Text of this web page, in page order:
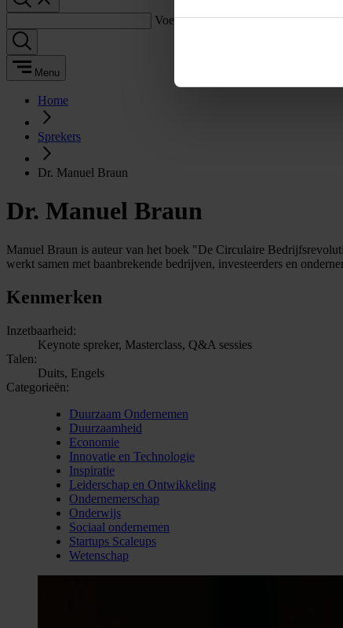
Voer een zoekterm in:
Menu
Home
Sprekers
Dr. Manuel Braun
Dr. Manuel Braun
Manuel Braun is auteur van het boek "De Circulaire
werkt samen met baanbrekende bedrijven, investeerders en
Kenmerken
Inzetbaarheid:
Keynote spreker, Masterclass, Q&A sessies
Talen:
Duits, Engels
Categorieën:
Duurzaam Ondernemen
Duurzaamheid
Economie
Innovatie en Technologie
Inspiratie
Leiderschap en Ontwikkeling
Ondernemerschap
Onderwijs
Sociaal ondernemen
Startups Scaleups
Wetenschap